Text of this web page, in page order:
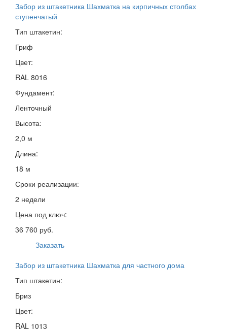
Забор из штакетника Шахматка на кирпичных столбах
ступенчатый
Тип штакетин:
Гриф
Цвет:
RAL 8016
Фундамент:
Ленточный
Высота:
2,0 м
Длина:
18 м
Сроки реализации:
2 недели
Цена под ключ:
36 760 руб.
Заказать
Забор из штакетника Шахматка для частного дома
Тип штакетин:
Бриз
Цвет:
RAL 1013